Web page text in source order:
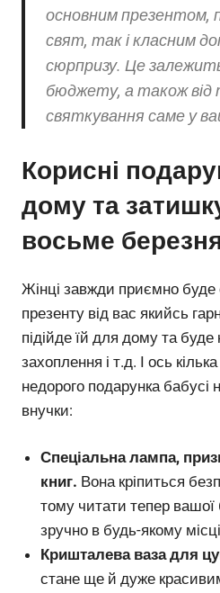
основним презентом,
свят, так і класним
сюрпризу. Це залежить
бюджету, а також від
святкування саме у
Корисні
дому та
восьме
Жінці завжди приємно буде
презенту від вас якийсь
підійде їй для дому та буде
захоплення і т.д. І ось
недорого подарунка бабусі
внучки:
Спеціальна лампа,
книг. Вона кріпиться
тому читати тепер вашої
зручно в будь-якому
Кришталева ваза для
стане ще й дуже